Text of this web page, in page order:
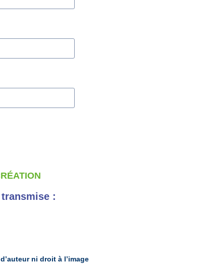
:
ni droit à l’image